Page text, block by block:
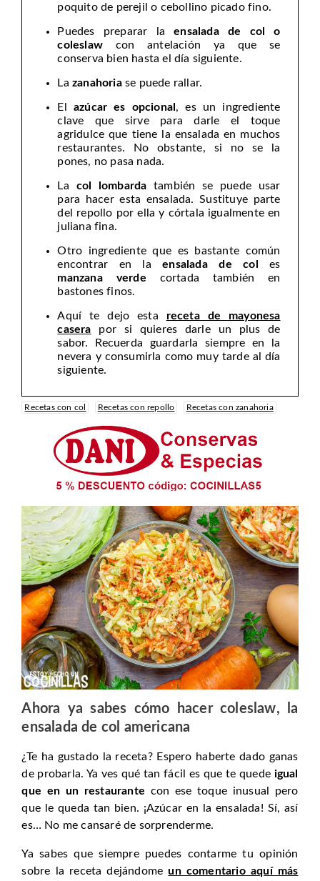
poquito de perejil o cebollino picado fino.
Puedes preparar laensalada de col o
coleslaw con antelación ya que se
conserva bien hasta el día siguiente.
Lazanahoriase puede rallar.
El azúcar es opcional , es un ingrediente
clave que sirve para darle el toque
agridulce que tiene la ensalada en muchos
restaurantes. No obstante, si no se la
pones, no pasa nada.
La col lombarda también se puede usar
para hacer esta ensalada. Sustituye parte
del repollo por ella y córtala igualmente en
juliana fina.
Otro ingrediente que es bastante común
encontrar en laensalada de col
es
manzana verde cortada también en
bastones finos.
Aquí te dejo esta receta de mayonesa
casera por si quieres darle un plus de
sabor. Recuerda guardarla siempre en la
nevera y consumirla como muy tarde al día
siguiente.
Recetas con col Recetas con repollo Recetas con zanahoria
Ahora ya sabes cómo hacer coleslaw, la
ensalada de col americana
¿Te ha gustado la receta? Espero haberte dado ganas
de probarla. Ya ves qué tan fácil es que te quede igual
que en un restaurante con ese toque inusual pero
que le queda tan bien. ¡Azúcar en la ensalada! Sí, así
es… No me cansaré de sorprenderme.
Ya sabes que siempre puedes contarme tu opinión
sobre la receta dejándomeun comentario aquí más